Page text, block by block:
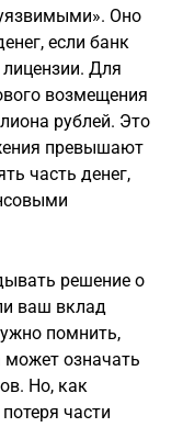
Оно
если банк
Для
возмещения
рублей. Это
превышают
часть денег,
решение о
ваш вклад
помнить,
может означать
Но, как
части